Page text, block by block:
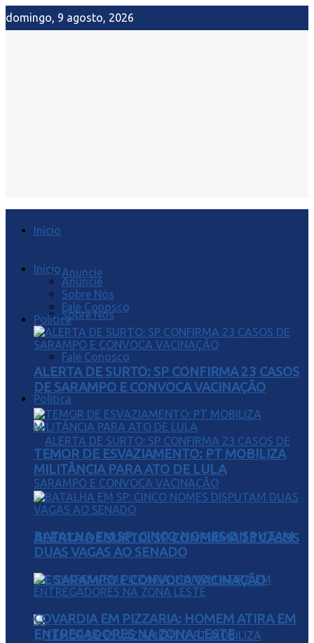
domingo, 9 agosto, 2026
Início
Anuncie
Sobre Nós
Fale Conosco
Política
ALERTA DE SURTO: SP CONFIRMA 23 CASOS
DE SARAMPO E CONVOCA VACINAÇÃO
Início
Anuncie
Sobre Nós
Fale Conosco
Política
ALERTA DE SURTO: SP CONFIRMA 23 CASOS
DE SARAMPO E CONVOCA VACINAÇÃO
TEMOR DE ESVAZIAMENTO: PT MOBILIZA
MILITÂNCIA PARA ATO DE LULA
BATALHA EM SP: CINCO NOMES DISPUTAM
DUAS VAGAS AO SENADO
COVARDIA EM PIZZARIA: HOMEM ATIRA EM
ENTREGADORES NA ZONA LESTE